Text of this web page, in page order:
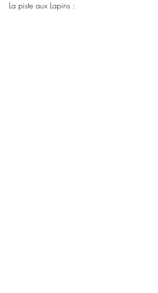
La piste aux Lapins :